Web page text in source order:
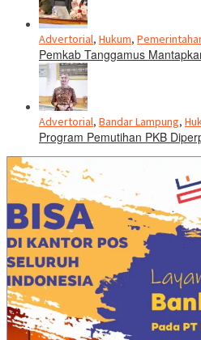
Advertorial, Hukum,
Pemkab Tanggamus
Advertorial, Bandar Lampung,
Program Pemutihan PKB